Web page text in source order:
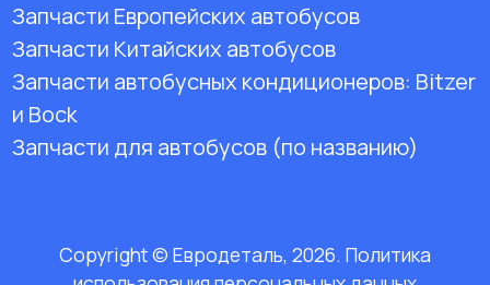
Запчасти Европейских автобусов
Запчасти Китайских автобусов
Запчасти автобусных кондиционеров: Bitzer
и Bock
Запчасти для автобусов (по названию)
Copyright © Евродеталь, 2026. Политика